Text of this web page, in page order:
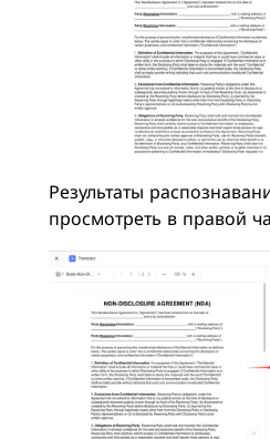
Результаты
просмотреть в правой